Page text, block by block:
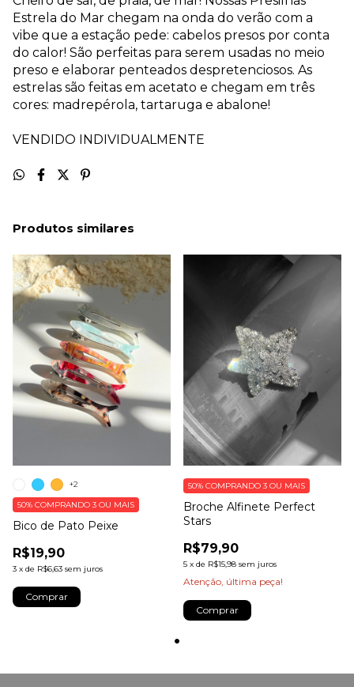
Estrela do Mar chegam na onda do verão com a
vibe que a estação pede: cabelos presos por conta
do calor! São perfeitas para serem usadas no meio
preso e elaborar penteados despretenciosos. As
estrelas são feitas em acetato e chegam em três
cores: madrepérola, tartaruga e abalone!
VENDIDO INDIVIDUALMENTE
Produtos similares
Bico de Pato Peixe
R$19,90
3 x de R$6,63 sem juros
50% COMPRANDO 3 OU MAIS
+2
Comprar
Broche Alfinete Perfect
Stars
R$79,90
5 x de R$15,98 sem juros
50% COMPRANDO 3 OU MAIS
Atenção, última peça!